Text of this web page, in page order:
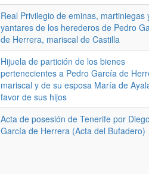
Real Privilegio de eminas, martiniegas
yantares de los herederos de Pedro
de Herrera, mariscal de Castilla
Hijuela de partición de los bienes
pertenecientes a Pedro García de
mariscal y de su esposa María de
favor de sus hijos
Acta de posesión de Tenerife por Diego
García de Herrera (Acta del Bufadero)